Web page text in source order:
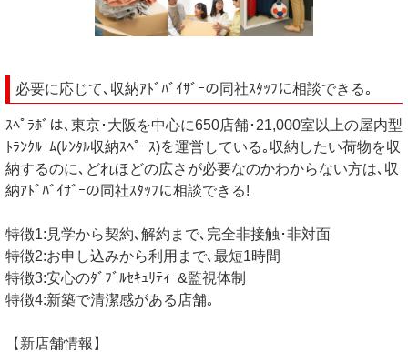
必要に応じて､収納ｱﾄﾞﾊﾞｲｻﾞｰの同社ｽﾀｯﾌに相談できる｡
ｽﾍﾟﾗﾎﾞは､東京･大阪を中心に650店舗･21,000室以上の屋内型
ﾄﾗﾝｸﾙｰﾑ(ﾚﾝﾀﾙ収納ｽﾍﾟｰｽ)を運営している｡収納したい荷物を収
納するのに､どれほどの広さが必要なのかわからない方は､収
納ｱﾄﾞﾊﾞｲｻﾞｰの同社ｽﾀｯﾌに相談できる!
特徴1:見学から契約､解約まで､完全非接触･非対面
特徴2:お申し込みから利用まで､最短1時間
特徴3:安心のﾀﾞﾌﾞﾙｾｷｭﾘﾃｨｰ&監視体制
特徴4:新築で清潔感がある店舗｡
【新店舗情報】